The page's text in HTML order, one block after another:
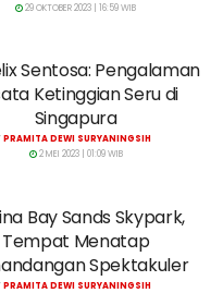
29 OKTOBER 2023 | 16:59 WIB
Sentosa: Pengalaman
Ketinggian Seru di
Singapura
PRAMITA DEWI SURYANINGSIH
2 MEI 2023 | 01:09 WIB
Bay Sands Skypark,
Tempat Menatap
Spektakuler
PRAMITA DEWI SURYANINGSIH